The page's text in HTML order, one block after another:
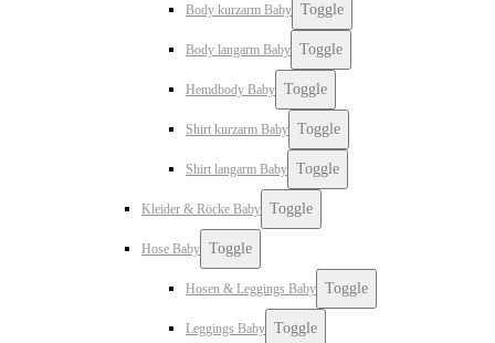
Body kurzarm Baby Toggle
Body langarm Baby Toggle
Hemdbody Baby Toggle
Shirt kurzarm Baby Toggle
Shirt langarm Baby Toggle
Kleider & Röcke Baby Toggle
Hose Baby Toggle
Hosen & Leggings Baby Toggle
Leggings Baby Toggle